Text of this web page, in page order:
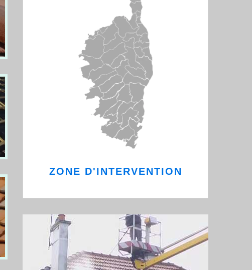
ZONE D'INTERVENTION